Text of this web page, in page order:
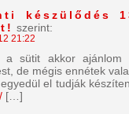
készülődés
szerint:
21:22
sütit akkor ajánlom
de mégis ennétek
el tudják
[…]